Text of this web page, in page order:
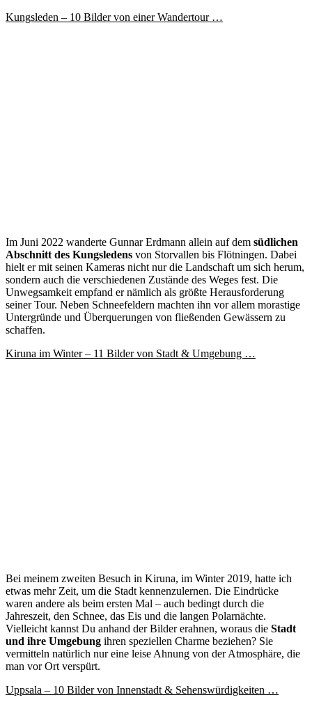
Kungsleden – 10 Bilder von einer Wandertour …
Im Juni 2022 wanderte Gunnar Erdmann allein auf dem südlichen
Abschnitt des Kungsledens von Storvallen bis Flötningen. Dabei
hielt er mit seinen Kameras nicht nur die Landschaft um sich herum,
sondern auch die verschiedenen Zustände des Weges fest. Die
Unwegsamkeit empfand er nämlich als größte Herausforderung
seiner Tour. Neben Schneefeldern machten ihn vor allem morastige
Untergründe und Überquerungen von fließenden Gewässern zu
schaffen.
Kiruna im Winter – 11 Bilder von Stadt & Umgebung …
Bei meinem zweiten Besuch in Kiruna, im Winter 2019, hatte ich
etwas mehr Zeit, um die Stadt kennenzulernen. Die Eindrücke
waren andere als beim ersten Mal – auch bedingt durch die
Jahreszeit, den Schnee, das Eis und die langen Polarnächte.
Vielleicht kannst Du anhand der Bilder erahnen, woraus die Stadt
und ihre Umgebung ihren speziellen Charme beziehen? Sie
vermitteln natürlich nur eine leise Ahnung von der Atmosphäre, die
man vor Ort verspürt.
Uppsala – 10 Bilder von Innenstadt & Sehenswürdigkeiten …